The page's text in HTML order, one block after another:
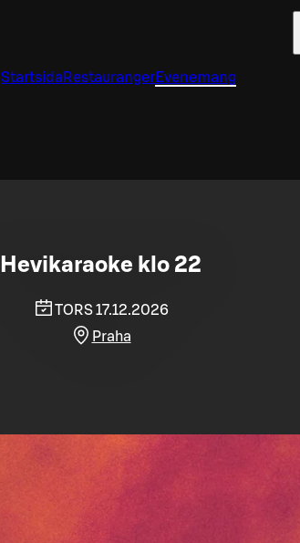
Startsida RestaurangerEvenemang
Hevikaraoke klo 22
TORS 17.12.2026
Praha